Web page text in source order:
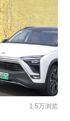
1.5万浏览